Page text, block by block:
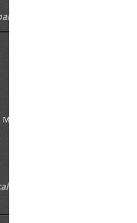
MÁS INFORMACIÓN
en hebreo desde